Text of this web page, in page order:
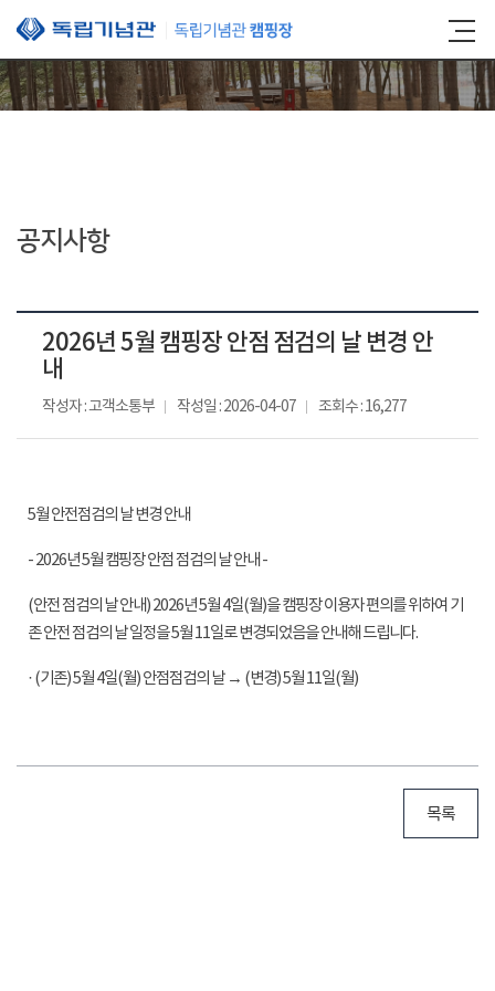
본문 바로가기
공지사항
2026년 5월 캠핑장 안점 점검의 날 변경 안
내
작성자 : 고객소통부 작성일 : 2026-04-07 조회수 : 16,277
5월 안전점검의 날 변경 안내
- 2026년 5월 캠핑장 안점 점검의 날 안내 -
(안전 점검의 날 안내) 2026년 5월 4일(월)을 캠핑장 이용자 편의를 위하여 기
존 안전 점검의 날 일정을 5월 11일로 변경되었음을 안내해 드립니다.
· (기존) 5월 4일(월) 안점점검의 날 → (변경) 5월 11일(월)
목록